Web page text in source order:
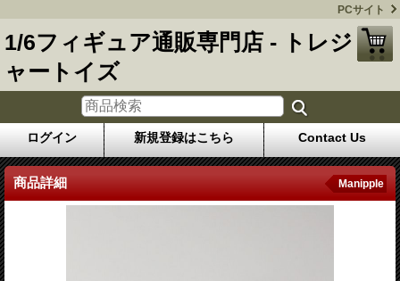
PCサイト
1/6フィギュア通販専門店 - トレジ
ャートイズ
ログイン 新規登録はこちら Contact Us
商品詳細 Manipple